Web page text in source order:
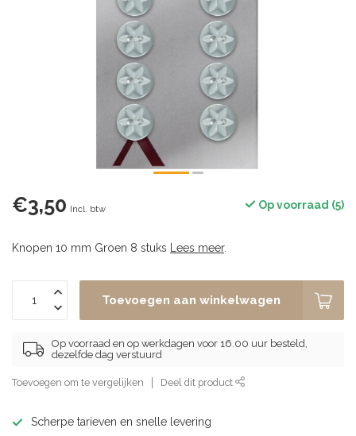
€3,50 Incl. btw Op voorraad (5)
Knopen 10 mm Groen 8 stuks Lees meer.
Toevoegen aan winkelwagen
Op voorraad en op werkdagen voor 16.00 uur besteld,
dezelfde dag verstuurd
Toevoegen om te vergelijken Deel dit product
Scherpe tarieven en snelle levering